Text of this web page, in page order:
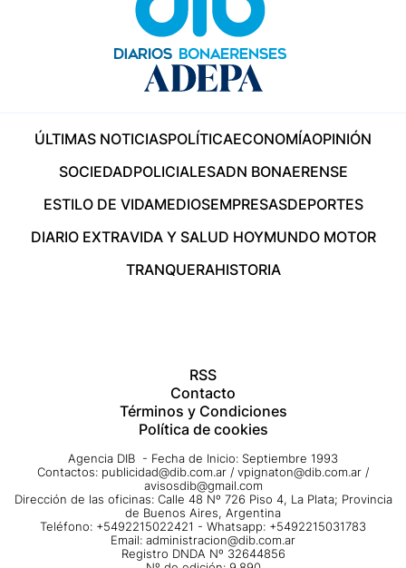
ÚLTIMAS NOTICIASPOLÍTICAECONOMÍAOPINIÓN
SOCIEDADPOLICIALESADN BONAERENSE
ESTILO DE VIDAMEDIOSEMPRESASDEPORTES
DIARIO EXTRAVIDA Y SALUD HOYMUNDO MOTOR
TRANQUERAHISTORIA
RSS
Contacto
Términos y Condiciones
Política de cookies
Agencia DIB - Fecha de Inicio: Septiembre 1993
Contactos: publicidad@dib.com.ar / vpignaton@dib.com.ar /
avisosdib@gmail.com
Dirección de las oficinas: Calle 48 Nº 726 Piso 4, La Plata; Provincia
de Buenos Aires, Argentina
Teléfono: +5492215022421 - Whatsapp: +5492215031783
Email: administracion@dib.com.ar
Registro DNDA Nº 32644856